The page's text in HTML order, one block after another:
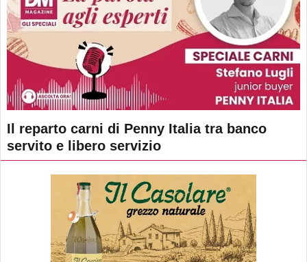
Il reparto carni di Penny Italia tra banco
servito e libero servizio